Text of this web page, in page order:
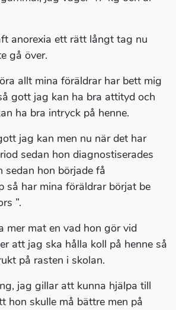
anorexia ett rätt långt tag nu
gå över.
allt mina föräldrar har bett mig
gott jag kan ha bra attityd och
ha bra intryck på henne.
jag kan men nu när det har
sedan hon diagnostiserades
sedan hon började få
så har mina föräldrar börjat be
”.
mer mat en vad hon gör vid
att jag ska hålla koll på henne så
på rasten i skolan.
jag gillar att kunna hjälpa till
hon skulle må bättre men på